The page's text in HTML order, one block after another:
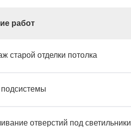
работ
старой отделки потолка
отверстий под светильники